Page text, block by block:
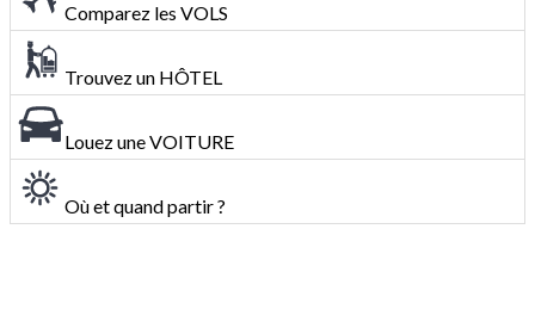
Comparez les VOLS
Trouvez un HÔTEL
Louez une VOITURE
Où et quand partir ?